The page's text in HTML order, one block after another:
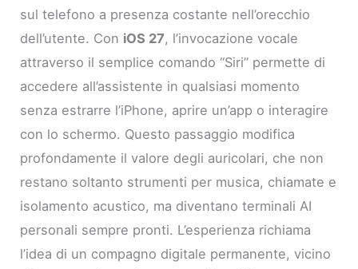
sul telefono a presenza costante nell’orecchio
dell’utente. Con iOS 27, l’invocazione vocale
attraverso il semplice comando “Siri” permette di
accedere all’assistente in qualsiasi momento
senza estrarre l’iPhone, aprire un’app o interagire
con lo schermo. Questo passaggio modifica
profondamente il valore degli auricolari, che non
restano soltanto strumenti per musica, chiamate e
isolamento acustico, ma diventano terminali AI
personali sempre pronti. L’esperienza richiama
l’idea di un compagno digitale permanente, vicino